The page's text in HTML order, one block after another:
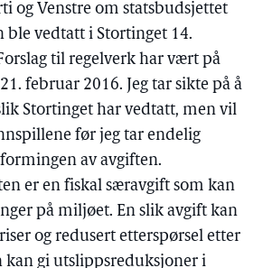
og Venstre om statsbudsjettet
ble vedtatt i Stortinget 14.
til regelverk har vært på
februar 2016. Jeg tar sikte på å
Stortinget har vedtatt, men vil
før jeg tar endelig
av avgiften.
er en fiskal særavgift som kan
på miljøet. En slik avgift kan
og redusert etterspørsel etter
kan gi utslippsreduksjoner i